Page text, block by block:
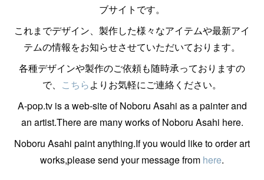
ブサイトです。
これまでデザイン、製作した様々なアイテムや最新アイ
テムの情報をお知らせさせていただいております。
各種デザインや製作のご依頼も随時承っておりますの
で、
こちらよりお気軽にご連絡ください。
A-pop.tv is a web-site of Noboru Asahi as a painter and
an artist.There are many works of Noboru Asahi here.
Noboru Asahi paint anything.If you would like to order art
works,please send your message from here.